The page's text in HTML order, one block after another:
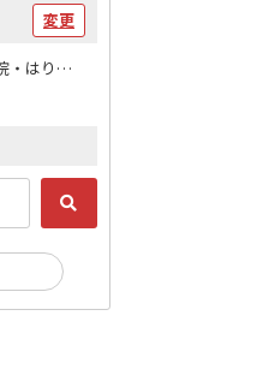
変更
病院・歯科・薬局・鍼灸・整骨院・はりマッサージ / 病院